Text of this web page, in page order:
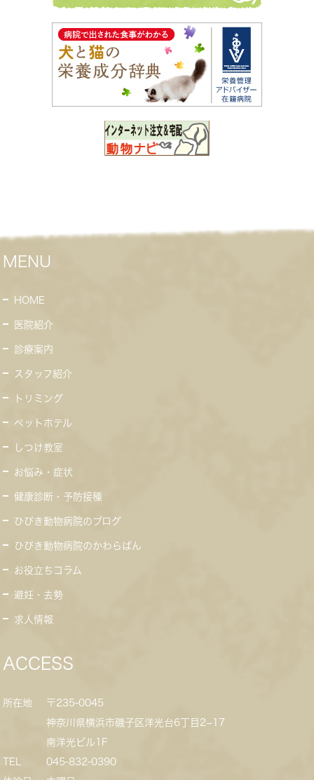
MENU
HOME
医院紹介
診療案内
スタッフ紹介
トリミング
ペットホテル
しつけ教室
お悩み・症状
健康診断・予防接種
ひびき動物病院のブログ
ひびき動物病院のかわらばん
お役立ちコラム
避妊・去勢
求人情報
ACCESS
所在地
〒235-0045
神奈川県横浜市磯子区洋光台6丁目2−17
南洋光ビル1F
TEL
045-832-0390